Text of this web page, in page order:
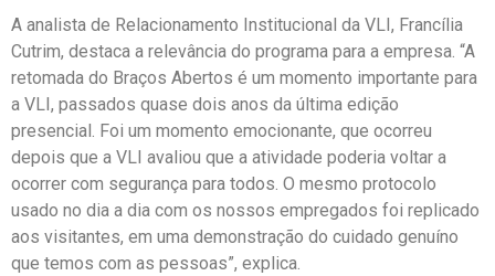
A analista de Relacionamento Institucional da VLI, Francília
Cutrim, destaca a relevância do programa para a empresa. “A
retomada do Braços Abertos é um momento importante para
a VLI, passados quase dois anos da última edição
presencial. Foi um momento emocionante, que ocorreu
depois que a VLI avaliou que a atividade poderia voltar a
ocorrer com segurança para todos. O mesmo protocolo
usado no dia a dia com os nossos empregados foi replicado
aos visitantes, em uma demonstração do cuidado genuíno
que temos com as pessoas”, explica.